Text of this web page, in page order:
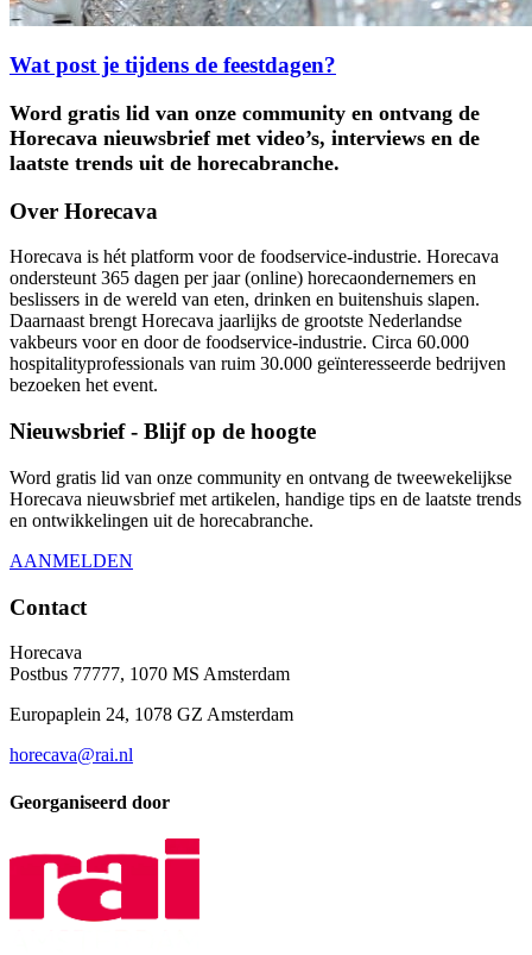
Wat post je tijdens de feestdagen?
Word gratis lid van onze community en ontvang de
Horecava nieuwsbrief met video’s, interviews en de
laatste trends uit de horecabranche.
Over Horecava
Horecava is hét platform voor de foodservice-industrie. Horecava
ondersteunt 365 dagen per jaar (online) horecaondernemers en
beslissers in de wereld van eten, drinken en buitenshuis slapen.
Daarnaast brengt Horecava jaarlijks de grootste Nederlandse
vakbeurs voor en door de foodservice-industrie. Circa 60.000
hospitalityprofessionals van ruim 30.000 geïnteresseerde bedrijven
bezoeken het event.
Nieuwsbrief - Blijf op de hoogte
Word gratis lid van onze community en ontvang de tweewekelijkse
Horecava nieuwsbrief met artikelen, handige tips en de laatste trends
en ontwikkelingen uit de horecabranche.
AANMELDEN
Contact
Horecava
Postbus 77777, 1070 MS Amsterdam
Europaplein 24, 1078 GZ Amsterdam
horecava@rai.nl
Georganiseerd door